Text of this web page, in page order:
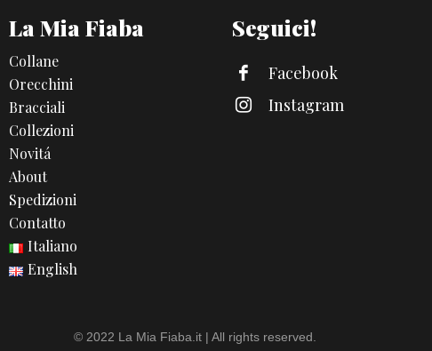
La Mia Fiaba
Collane
Orecchini
Bracciali
Collezioni
Novitá
About
Spedizioni
Contatto
Italiano
English
Seguici!
Facebook
Instagram
© 2022 La Mia Fiaba.it | All rights reserved.